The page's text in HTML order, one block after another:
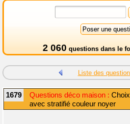
2 060 questions dans le
Liste des
1679 Questions déco maison :
avec stratifié couleur noyer